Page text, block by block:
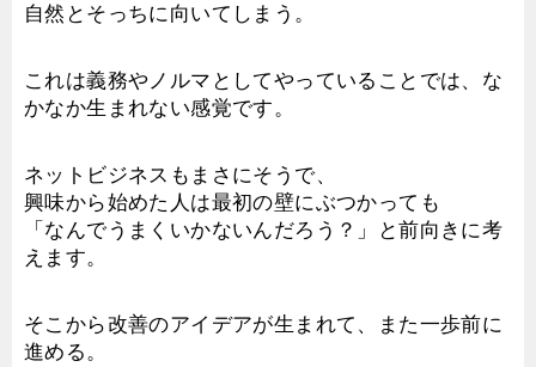
自然とそっちに向いてしまう。
これは義務やノルマとしてやっていることでは、な
かなか生まれない感覚です。
ネットビジネスもまさにそうで、
興味から始めた人は最初の壁にぶつかっても
「なんでうまくいかないんだろう？」と前向きに考
えます。
そこから改善のアイデアが生まれて、また一歩前に
進める。